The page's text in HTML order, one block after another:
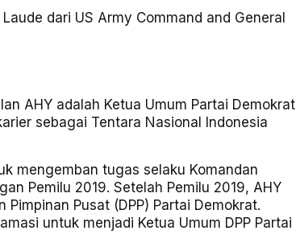
dari US Army Command and General
AHY adalah Ketua Umum Partai Demokrat
sebagai Tentara Nasional Indonesia
mengemban tugas selaku Komandan
Pemilu 2019. Setelah Pemilu 2019, AHY
Pusat (DPP) Partai Demokrat.
untuk menjadi Ketua Umum DPP Partai